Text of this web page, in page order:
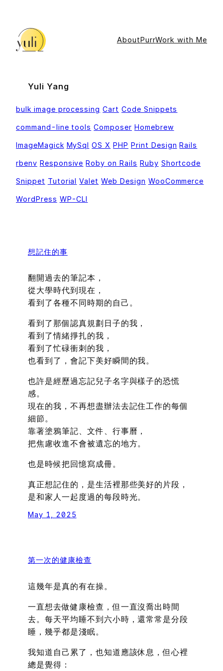
content
AboutPurrWork with Me
Yuli Yang
bulk image processing Cart Code Snippets
command-line tools Composer Homebrew
ImageMagick MySql OS X PHP Print Design Rails
rbenv Responsive Roby on Rails Ruby Shortcode
Snippet Tutorial Valet Web Design WooCommerce
WordPress WP-CLI
想記住的事
翻開過去的筆記本，
從大學時代到現在，
看到了各種不同時期的自己。
看到了那個認真規劃日子的我，
看到了情緒掙扎的我，
看到了忙碌衝刺的我，
也看到了，會記下美好瞬間的我。
也許是經歷過忘記兒子名字與樣子的恐慌
感。
現在的我，不再想盡辦法去記住工作的每個
細節。
靠著塗鴉筆記、文件、行事曆，
把焦慮收進不會被遺忘的地方。
也是時候把回憶寫成冊。
真正想記住的，是生活裡那些美好的片段，
是和家人一起度過的每段時光。
May 1, 2025
第一次的健康檢查
這幾年是真的有在操。
一直想去做健康檢查，但一直沒喬出時間
去。每天平均睡不到六小時，還常常是分段
睡，幾乎都是淺眠。
我知道自己累了，也知道應該休息，但心裡
總是覺得：